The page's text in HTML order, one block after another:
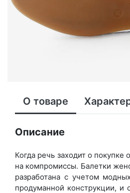
О товаре
Описание
Когда речь заходит о
на компромиссы. Балетки
разработана с учетом
продуманной конструкции, и